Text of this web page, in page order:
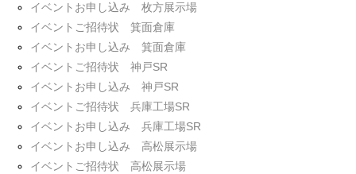
イベントお申し込み 枚方展示場
イベントご招待状 箕面倉庫
イベントお申し込み 箕面倉庫
イベントご招待状 神戸SR
イベントお申し込み 神戸SR
イベントご招待状 兵庫工場SR
イベントお申し込み 兵庫工場SR
イベントお申し込み 高松展示場
イベントご招待状 高松展示場